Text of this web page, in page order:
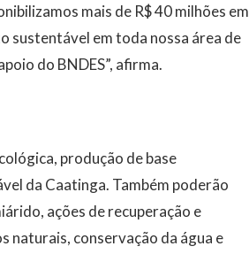
mais de R$ 40 milhões em
sustentável em toda nossa área de
do BNDES”, afirma.
produção de base
da Caatinga. Também poderão
ações de recuperação e
naturais, conservação da água e